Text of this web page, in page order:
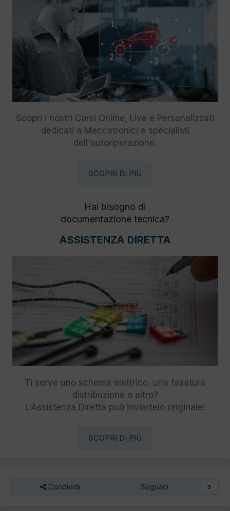
Scopri i nostri Corsi Online, Live e Personalizzati
dedicati a Meccatronici e specialisti
dell'autoriparazione.
SCOPRI DI PIÙ
Hai bisogno di
documentazione tecnica?
ASSISTENZA DIRETTA
Ti serve uno schema elettrico, una fasatura
distribuzione o altro?
L'Assistenza Diretta può inviartelo originale!
SCOPRI DI PIÙ
Condividi Seguaci 3